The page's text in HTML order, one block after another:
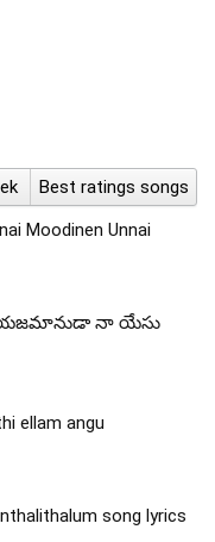
Best ratings songs
Unnai
– యజమానుడా నా యేసు
ellam angu
song lyrics